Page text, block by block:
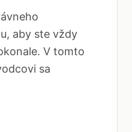
aby ste vždy
V tomto
sa